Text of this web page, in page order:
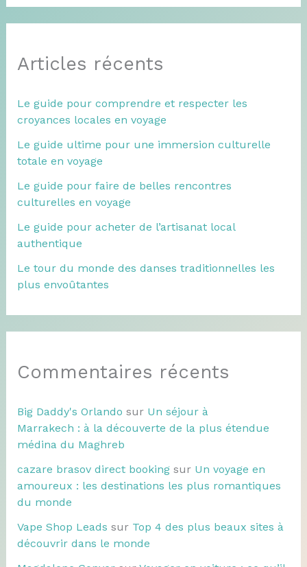
Articles récents
Le guide pour comprendre et respecter les
croyances locales en voyage
Le guide ultime pour une immersion culturelle
totale en voyage
Le guide pour faire de belles rencontres
culturelles en voyage
Le guide pour acheter de l’artisanat local
authentique
Le tour du monde des danses traditionnelles les
plus envoûtantes
Commentaires récents
Big Daddy's Orlando sur Un séjour à
Marrakech : à la découverte de la plus étendue
médina du Maghreb
cazare brasov direct bookingsur Un voyage en
amoureux : les destinations les plus romantiques
du monde
Vape Shop Leads sur Top 4 des plus beaux sites à
découvrir dans le monde